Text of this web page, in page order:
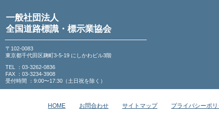
一般社団法人
全国道路標識・標示業協会
〒102-0083
東京都千代田区麹町3-5-19 にしかわビル3階
TEL ：03-3262-0836
FAX ：03-3234-3908
受付時間 ：9:00〜17:30（土日祝を除く）
HOME お問合わせ サイトマップ プライバシーポ